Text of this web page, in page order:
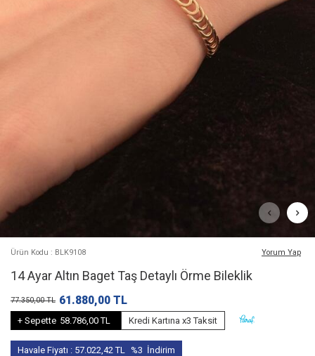
Ürün Kodu : BLK9108 Yorum Yap
14 Ayar Altın Baget Taş Detaylı Örme Bileklik
77.350,00TL 61.880,00 TL
+ Sepette 58.786,00 TL Kredi Kartına x3 Taksit
Havale Fiyatı : 57.022,42TL %3 İndirim